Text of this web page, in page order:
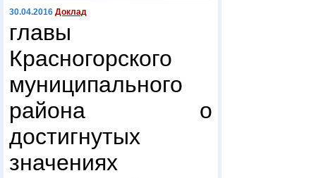
30.04.2016 Доклад
главы
Красногорского
муниципального
района о
достигнутых
значениях